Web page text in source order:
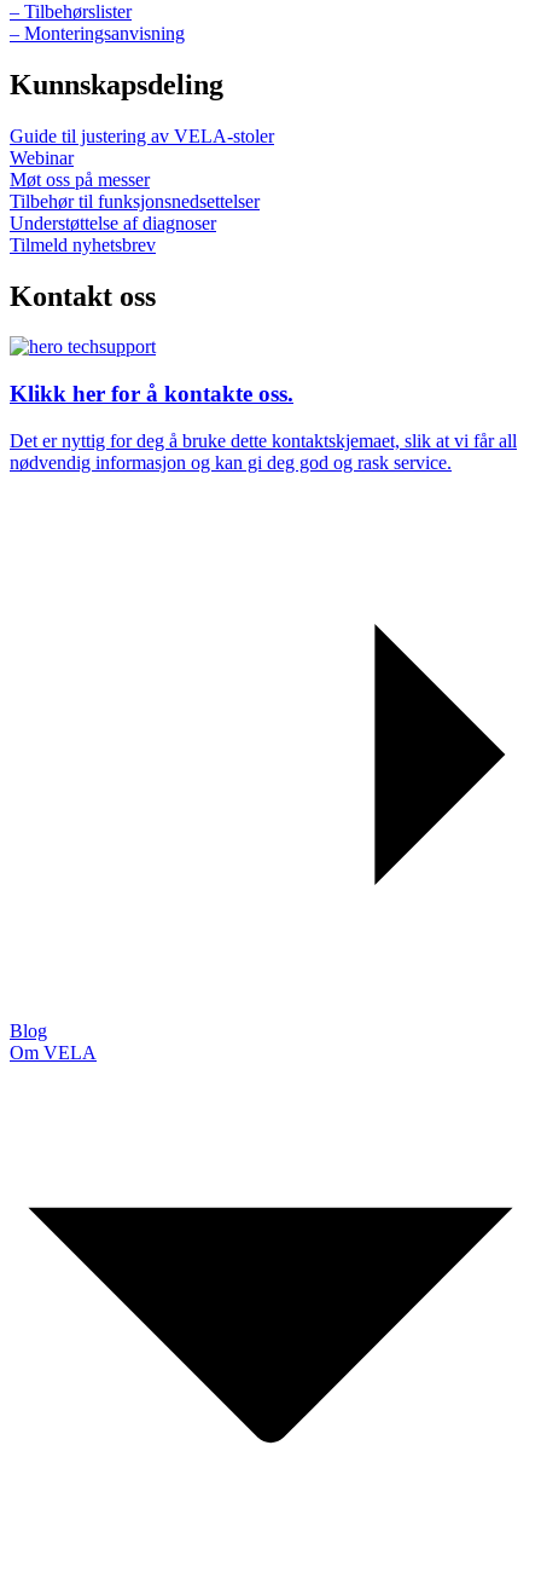
– Tilbehørslister
– Monteringsanvisning
Kunnskapsdeling
Guide til justering av VELA-stoler
Webinar
Møt oss på messer
Tilbehør til funksjonsnedsettelser
Understøttelse af diagnoser
Tilmeld nyhetsbrev
Kontakt oss
Klikk her for å kontakte oss.
Det er nyttig for deg å bruke dette kontaktskjemaet, slik at vi får all
nødvendig informasjon og kan gi deg god og rask service.
Blog
Om VELA